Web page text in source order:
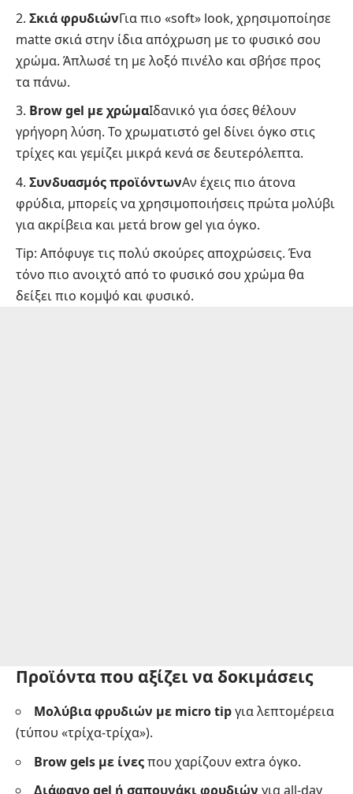
Σκιά φρυδιώνΓια πιο «soft» look, χρησιμοποίησε
matte σκιά στην ίδια απόχρωση με το φυσικό σου
χρώμα. Άπλωσέ τη με λοξό πινέλο και σβήσε προς
τα πάνω.
Brow gel με χρώμαΙδανικό για όσες θέλουν
γρήγορη λύση. Το χρωματιστό gel δίνει όγκο στις
τρίχες και γεμίζει μικρά κενά σε δευτερόλεπτα.
Συνδυασμός προϊόντωνΑν έχεις πιο άτονα
φρύδια, μπορείς να χρησιμοποιήσεις πρώτα μολύβι
για ακρίβεια και μετά brow gel για όγκο.
Τip: Απόφυγε τις πολύ σκούρες αποχρώσεις. Ένα
τόνο πιο ανοιχτό από το φυσικό σου χρώμα θα
δείξει πιο κομψό και φυσικό.
Προϊόντα που αξίζει να δοκιμάσεις
Μολύβια φρυδιών με micro tipγια λεπτομέρεια
(τύπου «τρίχα-τρίχα»).
Brow gels με ίνεςπου χαρίζουν extra όγκο.
Διάφανο gel ή σαπουνάκι φρυδιών για all-day